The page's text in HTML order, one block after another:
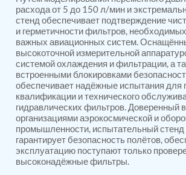
PSA Nitrogen Generation Plant
Dual Hydraulic Test System
Hydraulic Damper Test Bench
1000 Bar Hydraulic Proof Pressure
Drive And Control Automation System
Main Rotor Actuator Test Rig
BMP Pump Test Rig
Refrigeration System
Heavy Duty Automatic Single Row
Disposal System
Automatic Volumetric Expansion Test
Modern Universal Automatic Test
Fuel Consumption Measurement
Hydraulic Pressure Test Bench
расхода от 5 до 150 л/мин и
стенд обеспечивает подтверждение
и герметичности фильтров,
важных авиационных систем.
высокоточной измерительной
системой охлаждения и фильтрации, а
встроенными блокировками
обеспечивает надёжные испытания для
квалификации и технического
гидравлических фильтров. Доверенный
организациями аэрокосмической и
промышленности, испытательный
гарантирует безопасность полётов,
эксплуатацию поступают только
высоконадёжные фильтры.